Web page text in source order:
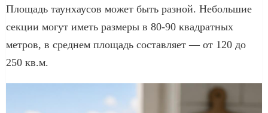
Площадь таунхаусов может быть разной. Небольшие
секции могут иметь размеры в 80-90 квадратных
метров, в среднем площадь составляет — от 120 до
250 кв.м.